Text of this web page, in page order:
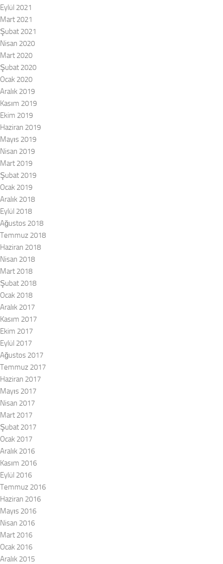
Eylül 2021
Mart 2021
Şubat 2021
Nisan 2020
Mart 2020
Şubat 2020
Ocak 2020
Aralık 2019
Kasım 2019
Ekim 2019
Haziran 2019
Mayıs 2019
Nisan 2019
Mart 2019
Şubat 2019
Ocak 2019
Aralık 2018
Eylül 2018
Ağustos 2018
Temmuz 2018
Haziran 2018
Nisan 2018
Mart 2018
Şubat 2018
Ocak 2018
Aralık 2017
Kasım 2017
Ekim 2017
Eylül 2017
Ağustos 2017
Temmuz 2017
Haziran 2017
Mayıs 2017
Nisan 2017
Mart 2017
Şubat 2017
Ocak 2017
Aralık 2016
Kasım 2016
Eylül 2016
Temmuz 2016
Haziran 2016
Mayıs 2016
Nisan 2016
Mart 2016
Ocak 2016
Aralık 2015